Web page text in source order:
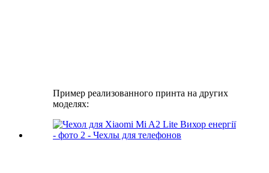
Пример реализованного принта на других
моделях: